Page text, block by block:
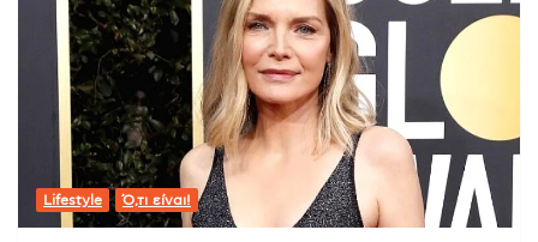
Lifestyle Ό,τι είναι!